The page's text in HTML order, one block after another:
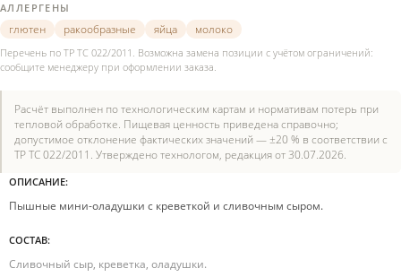
АЛЛЕРГЕНЫ
глютен
ракообразные яйца
молоко
Перечень по ТР ТС 022/2011. Возможна замена позиции с учётом ограничений:
сообщите менеджеру при оформлении заказа.
Расчёт выполнен по технологическим картам и нормативам потерь при
тепловой обработке. Пищевая ценность приведена справочно;
допустимое отклонение фактических значений — ±20 % в соответствии с
ТР ТС 022/2011. Утверждено технологом, редакция от 30.07.2026.
ОПИСАНИЕ:
Пышные мини-оладушки с креветкой и сливочным сыром.
СОСТАВ:
Сливочный сыр, креветка, оладушки.